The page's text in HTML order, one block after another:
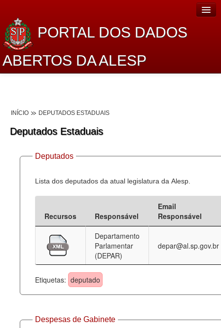
PORTAL DOS DADOS
ABERTOS DA ALESP
Lei de Acesso à Informação
Dados Governamentais Abertos
Planejamento
Catálogo de dados
Processo Legislativo
Deputados Estaduais
Administração
Legislação
Agenda
Perguntas frequentes
INÍCIO DEPUTADOS ESTADUAIS
Deputados Estaduais
Deputados
Lista dos deputados da atual legislatura da Alesp.
Recursos Responsável
Email
Responsável
Departamento
Parlamentar
(DEPAR)
depar@al.sp.gov.br
Etiquetas: deputado
Despesas de Gabinete